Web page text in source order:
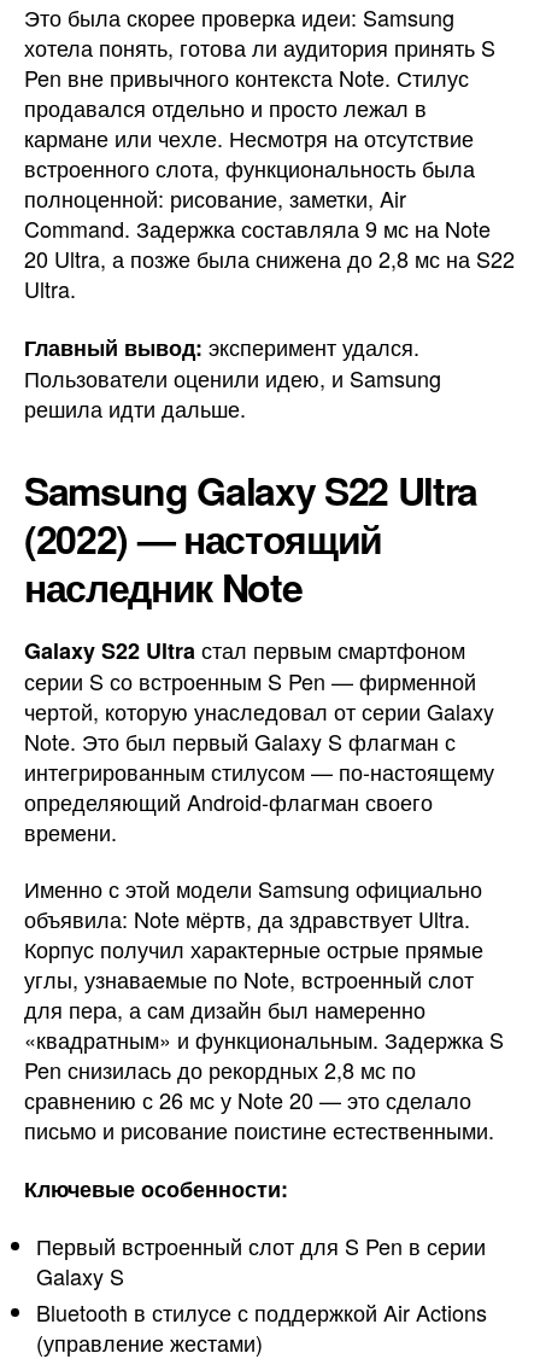
Это была скорее проверка идеи: Samsung
хотела понять, готова ли аудитория принять S
Pen вне привычного контекста Note. Стилус
продавался отдельно и просто лежал в
кармане или чехле. Несмотря на отсутствие
встроенного слота, функциональность была
полноценной: рисование, заметки, Air
Command. Задержка составляла 9 мс на Note
20 Ultra, а позже была снижена до 2,8 мс на S22
Ultra.
Главный вывод: эксперимент удался.
Пользователи оценили идею, и Samsung
решила идти дальше.
Samsung Galaxy S22 Ultra
(2022) — настоящий
наследник Note
Galaxy S22 Ultraстал первым смартфоном
серии S со встроенным S Pen — фирменной
чертой, которую унаследовал от серии Galaxy
Note. Это был первый Galaxy S флагман с
интегрированным стилусом — по-настоящему
определяющий Android-флагман своего
времени.
Именно с этой модели Samsung официально
объявила: Note мёртв, да здравствует Ultra.
Корпус получил характерные острые прямые
углы, узнаваемые по Note, встроенный слот
для пера, а сам дизайн был намеренно
«квадратным» и функциональным. Задержка S
Pen снизилась до рекордных 2,8 мс по
сравнению с 26 мс у Note 20 — это сделало
письмо и рисование поистине естественными.
Ключевые особенности:
Первый встроенный слот для S Pen в серии
Galaxy S
Bluetooth в стилусе с поддержкой Air Actions
(управление жестами)